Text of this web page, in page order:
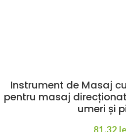
Instrument de Masaj
pentru masaj
umeri și
81,32